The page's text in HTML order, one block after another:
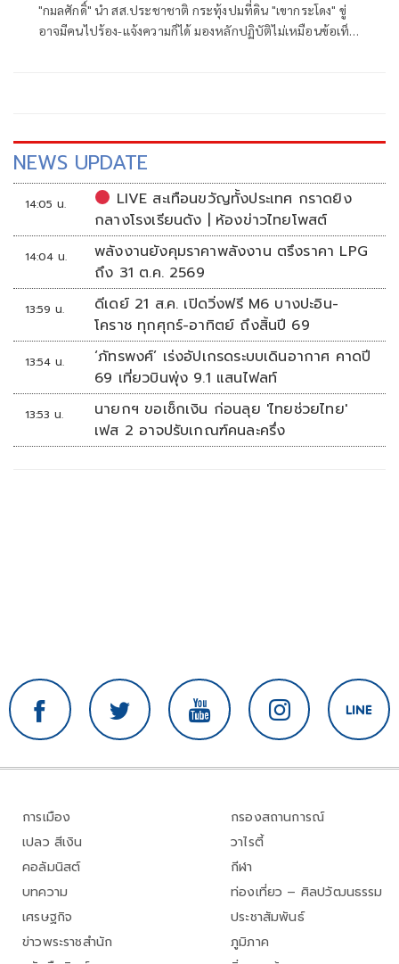
"กมลศักดิ์" นำ สส.ประชาชาติ กระทุ้งปมที่ดิน "เขากระโดง" ขู่
อาจมีคนไปร้อง-แจ้งความก็ได้ มองหลักปฏิบัติไม่เหมือนข้อเท็จ
NEWS UPDATE
14:05 น.
LIVE สะเทือนขวัญทั้งประเทศ กราดยิง
กลางโรงเรียนดัง | ห้องข่าวไทยโพสต์
14:04 น.
พลังงานยังคุมราคาพลังงาน ตรึงราคา LPG
ถึง 31 ต.ค. 2569
13:59 น.
ดีเดย์ 21 ส.ค. เปิดวิ่งฟรี M6 บางปะอิน-
โคราช ทุกศุกร์-อาทิตย์ ถึงสิ้นปี 69
13:54 น.
‘ภัทรพงศ์’ เร่งอัปเกรดระบบเดินอากาศ คาดปี
69 เที่ยวบินพุ่ง 9.1 แสนไฟลท์
13:53 น.
นายกฯ ขอเช็กเงิน ก่อนลุย 'ไทยช่วยไทย'
เฟส 2 อาจปรับเกณฑ์คนละครึ่ง
การเมือง
เปลว สีเงิน
คอลัมนิสต์
บทความ
เศรษฐกิจ
ข่าวพระราชสำนัก
กรองสถานการณ์
วาไรตี้
กีฬา
ท่องเที่ยว – ศิลปวัฒนธรรม
ประชาสัมพันธ์
ภูมิภาค